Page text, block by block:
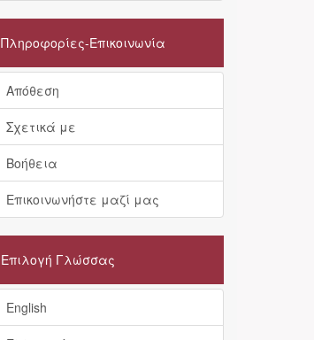
Πληροφορίες-Επικοινωνία
Απόθεση
Σχετικά με
Βοήθεια
Επικοινωνήστε μαζί μας
Επιλογή Γλώσσας
English